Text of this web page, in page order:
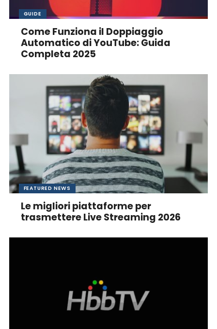
GUIDE
Come Funziona il Doppiaggio
Automatico di YouTube: Guida
Completa 2025
FEATURED NEWS
Le migliori piattaforme per
trasmettere Live Streaming 2026